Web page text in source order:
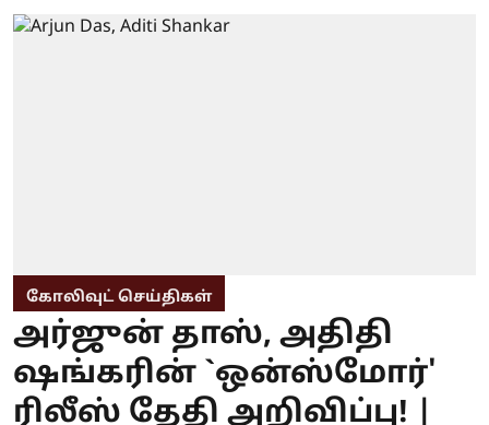
கோலிவுட் செய்திகள்
அர்ஜுன் தாஸ், அதிதி
ஷங்கரின் `ஒன்ஸ்மோர்'
ரிலீஸ் தேதி அறிவிப்பு! |